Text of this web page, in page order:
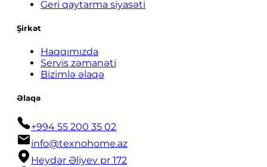
Geri qaytarma siyasəti
Şirkət
Haqqımızda
Servis zəmanəti
Bizimlə əlaqə
Əlaqə
+994 55 200 35 02
info@texnohome.az
Heydər Əliyev pr 172